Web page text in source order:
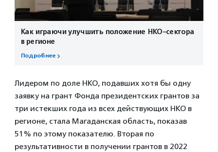
Как играючи улучшить положение НКО-сектора
в регионе
Подробнее
Лидером по доле НКО, подавших хотя бы одну
заявку на грант Фонда президентских грантов за
три истекших года из всех действующих НКО в
регионе, стала Магаданская область, показав
51% по этому показателю. Вторая по
результативности в получении грантов в 2022